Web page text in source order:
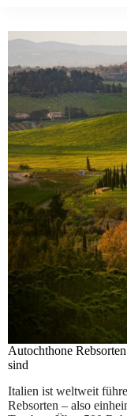
Autochthone
sind
Italien ist weltweit
Rebsorten – also